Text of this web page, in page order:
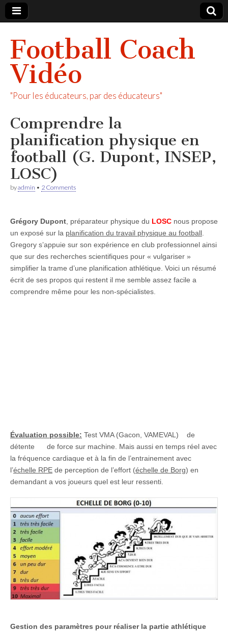
Football Coach
Vidéo
"Pour les éducateurs, par des éducateurs"
Comprendre la
planification physique en
football (G. Dupont, INSEP,
LOSC)
byadmin • 2 Comments
Grégory Dupont , préparateur physique du LOSC nous propose
un exposé sur la planification du travail physique au football
Gregory s’appuie sur son expérience en club professionnel ainsi
que sur des recherches scientifiques pour « vulgariser »
simplifier la trame d’une planification athlétique. Voici un résumé
écrit de ses propos qui restent il me semble assez facile a
comprendre même pour les non-spécialistes.
Évaluation possible: Test VMA (Gacon, VAMEVAL) de
détente de force sur machine. Mais aussi en temps réel avec
la fréquence cardiaque et à la fin de l’entrainement avec
l’échelle RPE de perception de l’effort (échelle de Borg) en
demandant a vos joueurs quel est leur ressenti.
Gestion des paramètres pour réaliser la partie athlétique